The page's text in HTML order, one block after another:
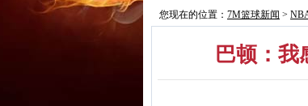
您现在的位置： 7M篮球新闻 >
巴顿：我